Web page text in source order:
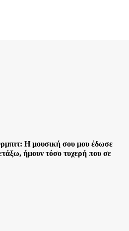
Η μουσική σου μου έδωσε
ήμουν τόσο τυχερή που σε